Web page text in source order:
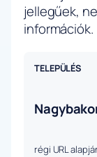
jellegűek,
információk.
TELEPÜLÉS
régi URL